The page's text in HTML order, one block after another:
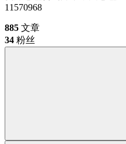
11570968
885 文章
34 粉丝